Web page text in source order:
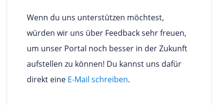
Wenn du uns unterstützen möchtest,
würden wir uns über Feedback sehr freuen,
um unser Portal noch besser in der Zukunft
aufstellen zu können! Du kannst uns dafür
direkt eine E-Mail schreiben.